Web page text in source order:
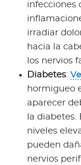
infecciones
irradiar
hacia la
los nervios
Diabetes:
hormigueo
aparecer
la diabetes.
niveles
pueden
nervios